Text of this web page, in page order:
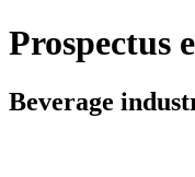
Prospectus
Beverage